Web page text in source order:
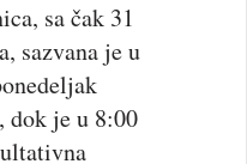
sa čak 31
sazvana je u
dok je u 8:00